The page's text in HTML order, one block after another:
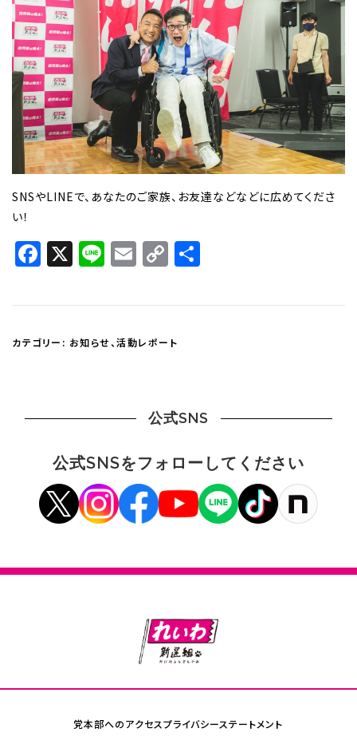
SNSやLINEで、あなたのご家族、お友達などなどに広めてくださ
い！
Facebook
X LineEmail
Copy
Link
カテゴリー: お知らせ、活動レポート
公式SNS
公式SNSをフォローしてください
党本部へのアクセスプライバシーステートメント